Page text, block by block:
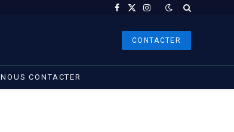
Facebook
X
Instagram
CONTACTER
NOUS CONTACTER